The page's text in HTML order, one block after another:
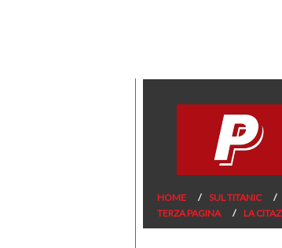
HOME SUL TITANIC
TERZA PAGINA
LA